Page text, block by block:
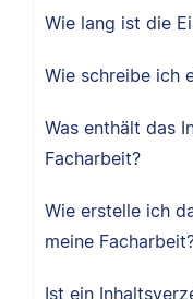
Wie lang ist die
Wie schreibe ich
Was enthält das
Facharbeit?
Wie erstelle ich
meine
Ist ein